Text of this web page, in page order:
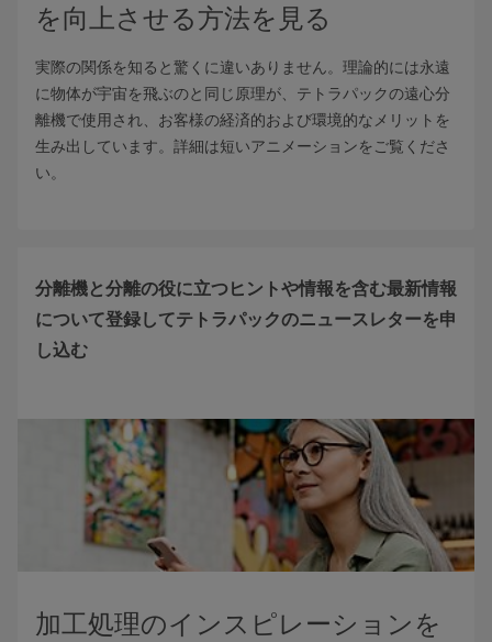
を向上させる方法を見る
実際の関係を知ると驚くに違いありません。理論的には永遠
に物体が宇宙を飛ぶのと同じ原理が、テトラパックの遠心分
離機で使用され、お客様の経済的および環境的なメリットを
生み出しています。詳細は短いアニメーションをご覧くださ
い。
分離機と分離の役に立つヒントや情報を含む最新情報
について登録してテトラパックのニュースレターを申
し込む
加工処理のインスピレーションを